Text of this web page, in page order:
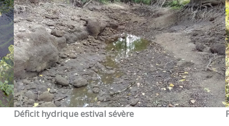
Déficit hydrique estival sévère